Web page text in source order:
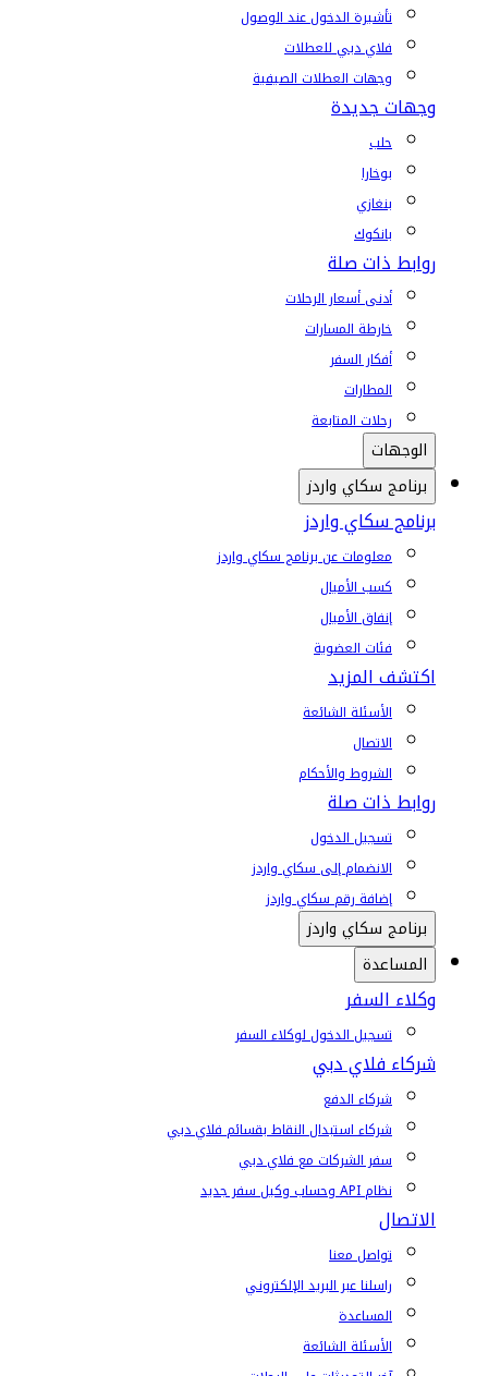
تأشيرة الدخول عند الوصول
فلاي دبي للعطلات
وجهات العطلات الصيفية
وجهات جديدة
حلب
بوخارا
بنغازي
بانكوك
روابط ذات صلة
أدنى أسعار الرحلات
خارطة المسارات
أفكار السفر
المطارات
رحلات المتابعة
الوجهات
برنامج سكاي واردز
برنامج سكاي واردز
معلومات عن برنامج سكاي واردز
كسب الأميال
إنفاق الأميال
فئات العضوية
اكتشف المزيد
الأسئلة الشائعة
الاتصال
الشروط والأحكام
روابط ذات صلة
تسجيل الدخول
الانضمام إلى سكاي واردز
إضافة رقم سكاي واردز
برنامج سكاي واردز
المساعدة
وكلاء السفر
تسجيل الدخول لوكلاء السفر
شركاء فلاي دبي
شركاء الدفع
شركاء استبدال النقاط بقسائم فلاي دبي
سفر الشركات مع فلاي دبي
نظام API وحساب وكيل سفر جديد
الاتصال
تواصل معنا
راسلنا عبر البريد الإلكتروني
المساعدة
الأسئلة الشائعة